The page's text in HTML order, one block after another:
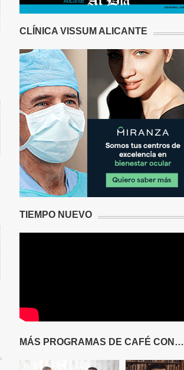
CLÍNICA VISSUM ALICANTE
TIEMPO NUEVO
MÁS PROGRAMAS DE CAFÉ CON…